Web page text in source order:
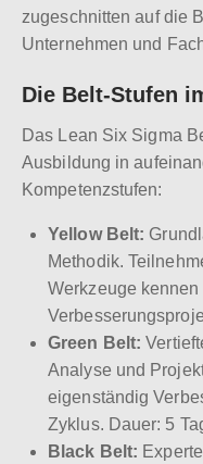
zugeschnitten auf die
Unternehmen und
Die Belt-Stufen
Das Lean Six Sigma
Ausbildung in
Kompetenzstufen:
Yellow Belt:
Methodik.
Werkzeuge
Green Belt:
Analyse und
eigenständig
Zyklus. Dauer: 5
Black Belt: